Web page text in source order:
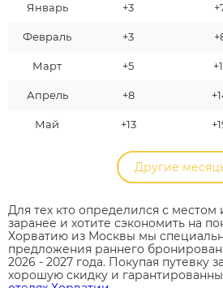
Январь +3
Февраль +3
Март +5
Апрель +8
Май +13
Другие
Для тех кто определился с местом
заранее и хотите сэкономить на
Хорватию из Москвы мы
предложения раннего
2026 - 2027 года. Покупая путевку
хорошую скидку и